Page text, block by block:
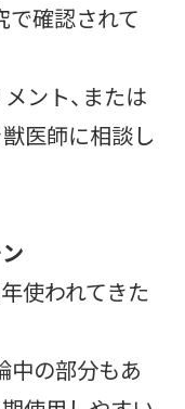
で確認されて
ント、または
医師に相談し
使われてきた
中の部分もあ